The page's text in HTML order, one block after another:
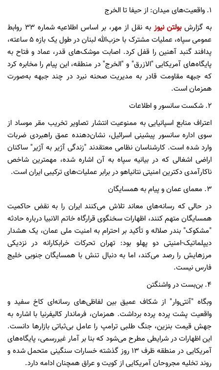
۱. واقعیت‌های میدان: از حیفا تا الخرج
به گزارشبولتن نیوز
به نقل از مهر، بر اساس اطلاعیه شماره ۳۳ روابط
عمومی سپاه، عملیات مشترک با حزب‌الله لبنان در طول یک بازه ۵ ساعته،
پدافند گنبد آهنین را قفل کرد. اصابت موشک‌های قدر، عماد و فتاح به
پایگاه‌های آمریکایی "الازرق" و "الخرج" در منطقه، این پیام را مخابره کرد
که جبهه مقاومت قادر به مدیریت صحنه نبرد در چند جبهه به‌صورت
همزمان است.
۲. شکست سانسور و اطلاعات
اعتراف منابع اسپانیایی به ممنوعیت انتشار تصاویر تخریب مقر موساد از
سوی اداره سانسور پیشینی اسرائیل، نشان‌دهنده عمق راهبردی ضربات
وارد شده است. کارشناسان نظامی معتقدند "زندگی آژیر به آژیر" ساکنان
اراضی اشغالی که در بیانیه سپاه به آن اشاره شده، مهمترین شاخص
ناکارآمدی دکترین امنیتی نتانیاهو در برابر عملیات‌های ترکیبی ایران است.
۳. معمای عمان و پیام به همسایگان
در حالی که رسانه‌های معاند تلاش می‌کنند ایران را به نقض حاکمیت
همسایگان متهم کنند، اظهارات سخنگوی قرارگاه خاتم الانبیا درباره حادثه
"مشکوک" بندر صلاله و تأکید بر احترام به امنیت ملی عمان، یک هشدار
دیپلماتیک-امنیتی دو پهلو بود: تهران تحرکات خرابکارانه در نزدیکی
مرزهایش را رصد می‌کند، اما به دنبال تنش با همسایگان جنوبی خلیج
فارس نیست.
۴. بن‌بست در واشنگتن
وبگاه "آنتی‌وار" از شکاف عمیق بین لفاظی‌های رسانه‌ای کاخ سفید و
واقعیت پشت پرده پرده برداشت. همزمان، فرماندار کالیفرنیا با اشاره به
جهش قیمت بنزین، جنگ طلبی ترامپ را عامل بی‌ثباتی بازارها دانست.
این اظهارات در شرایطی مطرح می‌شود که بنا بر آمار غیررسمی، پایگاه‌های
آمریکایی در منطقه ظرف ۱۳ روز گذشته خسارات سنگینی متحمل شده و
روند تخلیه مجروحان آمریکایی از کویت و عراق همچنان ادامه دارد.